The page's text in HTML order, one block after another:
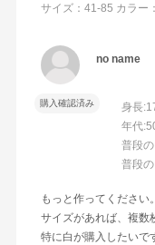
サイズ：41-85 カラー
no name
購入確認済み 身長:
年代:
普段
普段
もっと作ってください。
サイズがあれば、複数
特に白が購入したいで